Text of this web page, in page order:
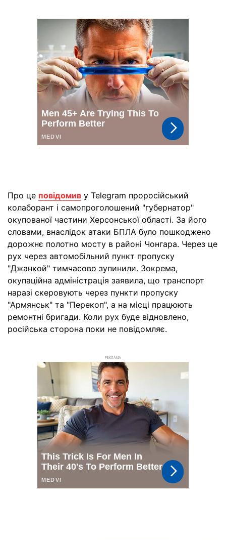
Про це повідомив у Telegram проросійський
колаборант і самопроголошений "губернатор"
окупованої частини Херсонської області. За його
словами, внаслідок атаки БПЛА було пошкоджено
дорожнє полотно мосту в районі Чонгара. Через це
рух через автомобільний пункт пропуску
"Джанкой" тимчасово зупинили. Зокрема,
окупаційна адміністрація заявила, що транспорт
наразі скеровують через пункти пропуску
"Армянськ" та "Перекоп", а на місці працюють
ремонтні бригади. Коли рух буде відновлено,
російська сторона поки не повідомляє.
РЕКЛАМА